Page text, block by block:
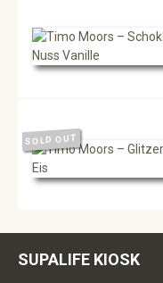
SOLD OUT
SUPALIFE KIOSK